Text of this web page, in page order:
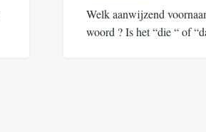
Welk aanwijzend
woord ? Is het “die “ of